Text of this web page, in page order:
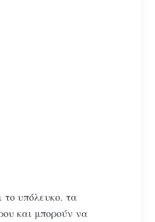
το υπόλευκο. τα
και μπορούν να